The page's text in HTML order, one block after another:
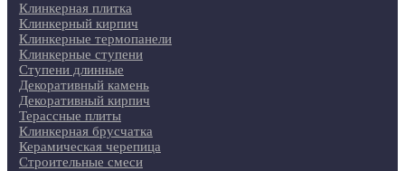
Клинкерная плитка
Клинкерный кирпич
Клинкерные термопанели
Клинкерные ступени
Ступени длинные
Декоративный камень
Декоративный кирпич
Терассные плиты
Клинкерная брусчатка
Керамическая черепица
Строительные смеси